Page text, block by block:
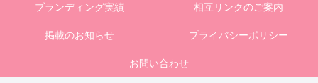
ブランディング実績 相互リンクのご案内
掲載のお知らせ プライバシーポリシー
お問い合わせ